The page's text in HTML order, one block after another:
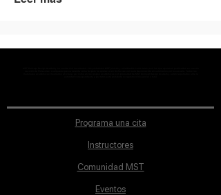
Programa una cita
Instructores
Comunidad MST
Eventos